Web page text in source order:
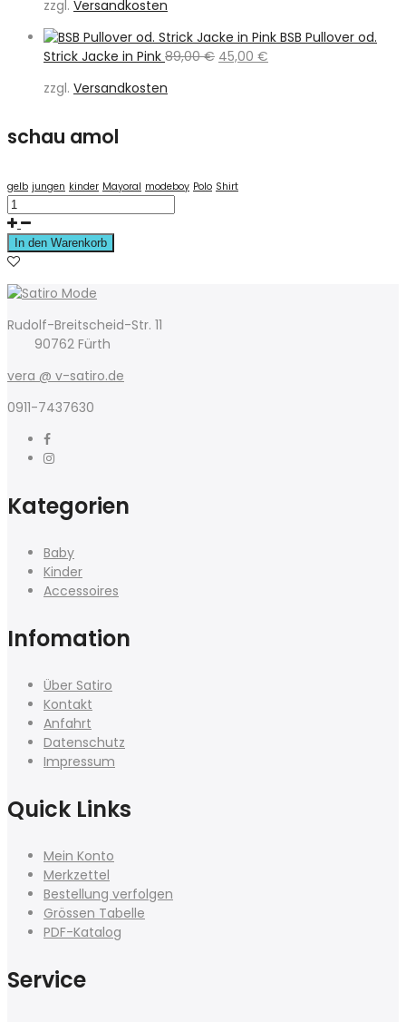
79,00 €39,50 €.
zzgl. Versandkosten
BSB Pullover od.
Strick Jacke in Pink 89,00€ Ursprünglicher
45,00 €
zzgl. Versandkosten
schau amol
gelb jungen kinder Mayoral modeboy Polo Shirt
In den Warenkorb
Rudolf-Breitscheid-Str. 11
90762 Fürth
vera @ v-satiro.de
0911-7437630
Kategorien
Baby
Kinder
Accessoires
Infomation
Über Satiro
Kontakt
Anfahrt
Datenschutz
Impressum
Quick Links
Mein Konto
Merkzettel
Bestellung verfolgen
Grössen Tabelle
PDF-Katalog
Service